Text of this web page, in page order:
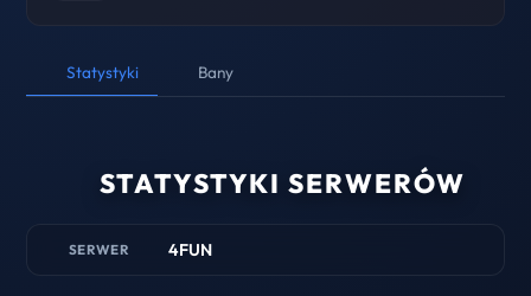
Statystyki Bany
STATYSTYKI SERWERÓW
SERWER 4FUN